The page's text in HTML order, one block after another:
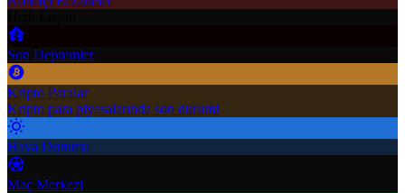
Son Depremler
Kripto Paralar
Kripto para piyasalarında son durum!
Hava Durumu
Maç Merkezi